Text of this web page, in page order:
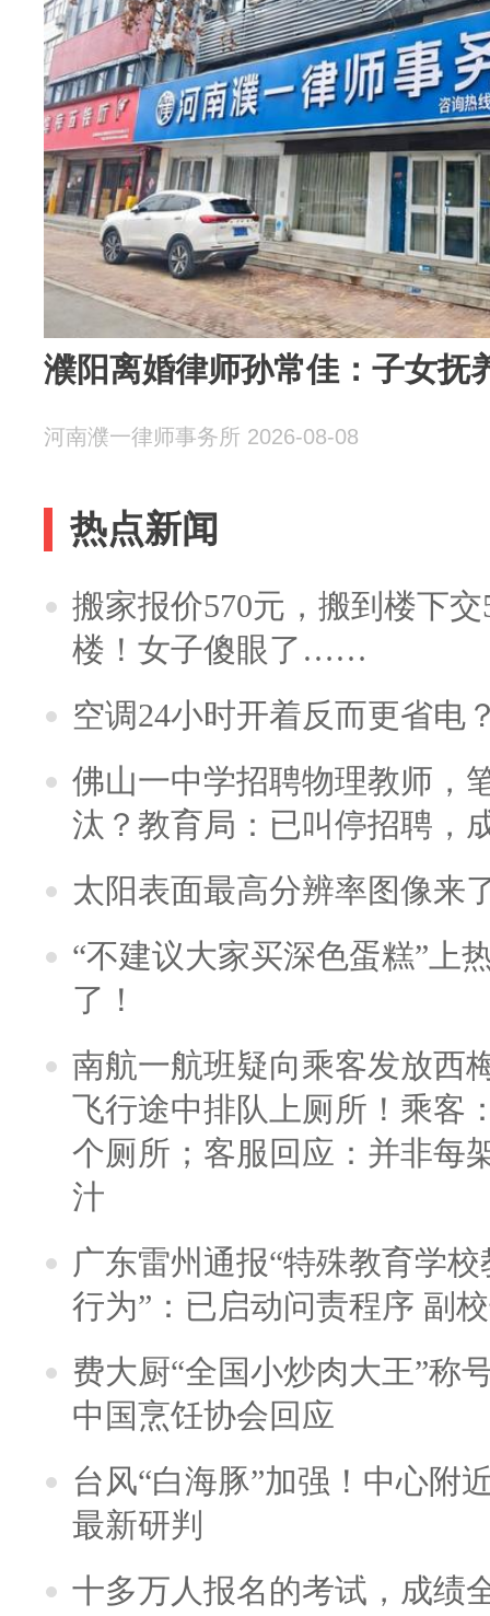
濮阳离婚律师孙常佳：子女抚
河南濮一律师事务所 2026-08-08
热点新闻
搬家报价570元，搬到楼下
楼！女子傻眼了……
空调24小时开着反而更省电
佛山一中学招聘物理教师，
汰？教育局：已叫停招聘，
太阳表面最高分辨率图像来
“不建议大家买深色蛋糕”上
了！
南航一航班疑向乘客发放西
飞行途中排队上厕所！乘客
个厕所；客服回应：并非每
汁
广东雷州通报“特殊教育学
行为”：已启动问责程序 副
费大厨“全国小炒肉大王”称
中国烹饪协会回应
台风“白海豚”加强！中心附
最新研判
十多万人报名的考试，成绩